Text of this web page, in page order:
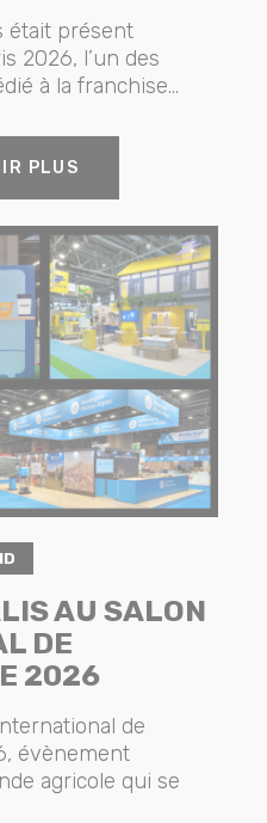
était présent
2026, l’un des
à la franchise...
PLUS
AU SALON
DE
2026
de
évènement
agricole qui se